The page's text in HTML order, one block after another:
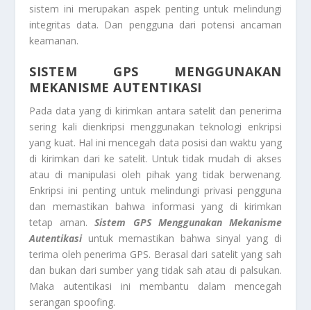
sistem ini merupakan aspek penting untuk melindungi
integritas data. Dan pengguna dari potensi ancaman
keamanan.
SISTEM GPS MENGGUNAKAN
MEKANISME AUTENTIKASI
Pada data yang di kirimkan antara satelit dan penerima
sering kali dienkripsi menggunakan teknologi enkripsi
yang kuat. Hal ini mencegah data posisi dan waktu yang
di kirimkan dari ke satelit. Untuk tidak mudah di akses
atau di manipulasi oleh pihak yang tidak berwenang.
Enkripsi ini penting untuk melindungi privasi pengguna
dan memastikan bahwa informasi yang di kirimkan
tetap aman.Sistem GPS Menggunakan Mekanisme
Autentikasiuntuk memastikan bahwa sinyal yang di
terima oleh penerima GPS. Berasal dari satelit yang sah
dan bukan dari sumber yang tidak sah atau di palsukan.
Maka autentikasi ini membantu dalam mencegah
serangan spoofing.